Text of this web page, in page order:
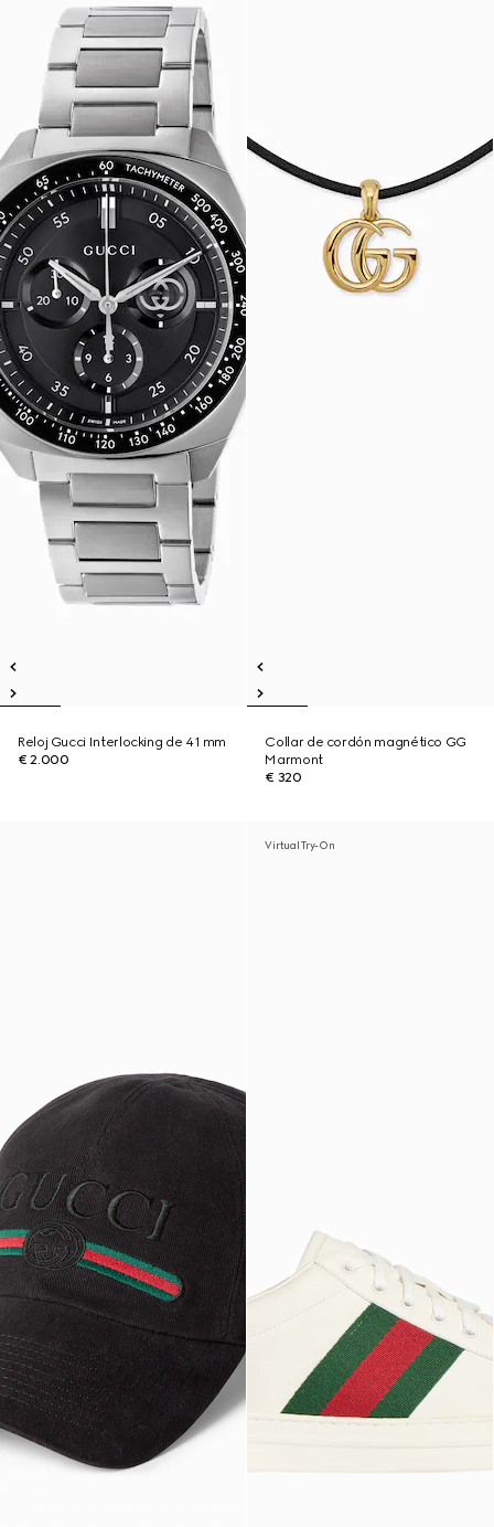
Reloj Gucci Interlocking de 41 mm
€ 2.000
Collar de cordón magnético GG
Marmont
€ 320
Virtual Try-On